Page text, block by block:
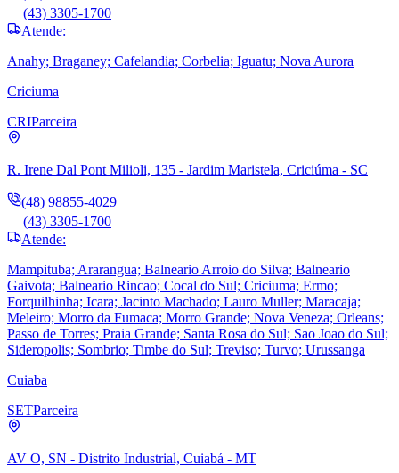
(43) 3305-1700
Atende:
Anahy; Braganey; Cafelandia; Corbelia; Iguatu; Nova Aurora
Criciuma
CRIParceira
R. Irene Dal Pont Milioli, 135 - Jardim Maristela, Criciúma - SC
(48) 98855-4029
(43) 3305-1700
Atende:
Mampituba; Ararangua; Balneario Arroio do Silva; Balneario
Gaivota; Balneario Rincao; Cocal do Sul; Criciuma; Ermo;
Forquilhinha; Icara; Jacinto Machado; Lauro Muller; Maracaja;
Meleiro; Morro da Fumaca; Morro Grande; Nova Veneza; Orleans;
Passo de Torres; Praia Grande; Santa Rosa do Sul; Sao Joao do Sul;
Sideropolis; Sombrio; Timbe do Sul; Treviso; Turvo; Urussanga
Cuiaba
SETParceira
AV O, SN - Distrito Industrial, Cuiabá - MT